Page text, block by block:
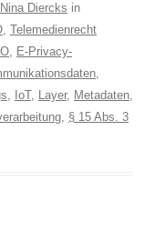
Nina Diercks in
, Telemedienrecht
, E-Privacy-
,
, IoT, Layer, Metadaten,
, § 15 Abs. 3